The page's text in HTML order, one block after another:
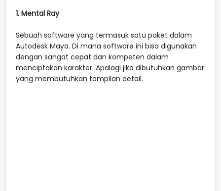
1. Mental Ray
Sebuah software yang termasuk satu paket dalam
Autodesk Maya. Di mana software ini bisa digunakan
dengan sangat cepat dan kompeten dalam
menciptakan karakter. Apalagi jika dibutuhkan gambar
yang membutuhkan tampilan detail.